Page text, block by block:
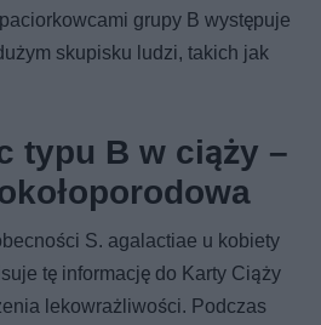
grupy B występuje
skupisku ludzi, takich jak
typu B w ciąży –
S. agalactiae u kobiety
tę informację do Karty Ciąży
lekowrażliwości. Podczas